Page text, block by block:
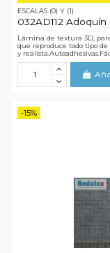
ESCALAS (0) Y (1)
032AD112 Adoquín
Lámina de textura 3D,
que reproduce todo tipo
y
-15%